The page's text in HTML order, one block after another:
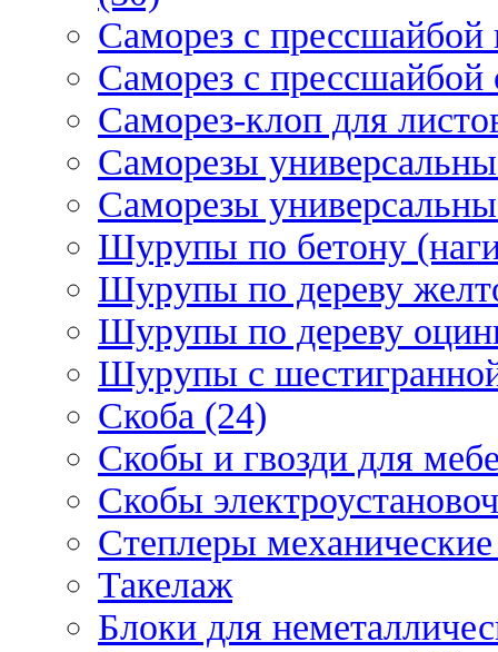
Саморез с прессшайбой
Саморез с
Саморез-клоп для
Саморезы
Саморезы
Шурупы по бетону
Шурупы по дереву
Шурупы по дереву
Шурупы с
Скоба (24)
Скобы и гвозди для
Скобы
Степлеры
Такелаж
Блоки для